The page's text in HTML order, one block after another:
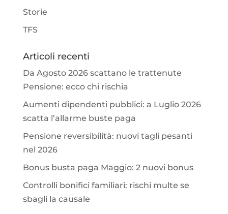
Storie
TFS
Articoli recenti
Da Agosto 2026 scattano le trattenute
Pensione: ecco chi rischia
Aumenti dipendenti pubblici: a Luglio 2026
scatta l’allarme buste paga
Pensione reversibilità: nuovi tagli pesanti
nel 2026
Bonus busta paga Maggio: 2 nuovi bonus
Controlli bonifici familiari: rischi multe se
sbagli la causale